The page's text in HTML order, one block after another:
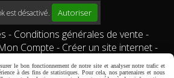
est désactivé. Autoriser
Conditions générales de vente
Compte
Créer un site internet
Comment commander?
conditions
de vente
le bon fonctionnement de notre site et analyser notre trafic et
à des fins de statistiques. Pour cela, nos partenaires et nous